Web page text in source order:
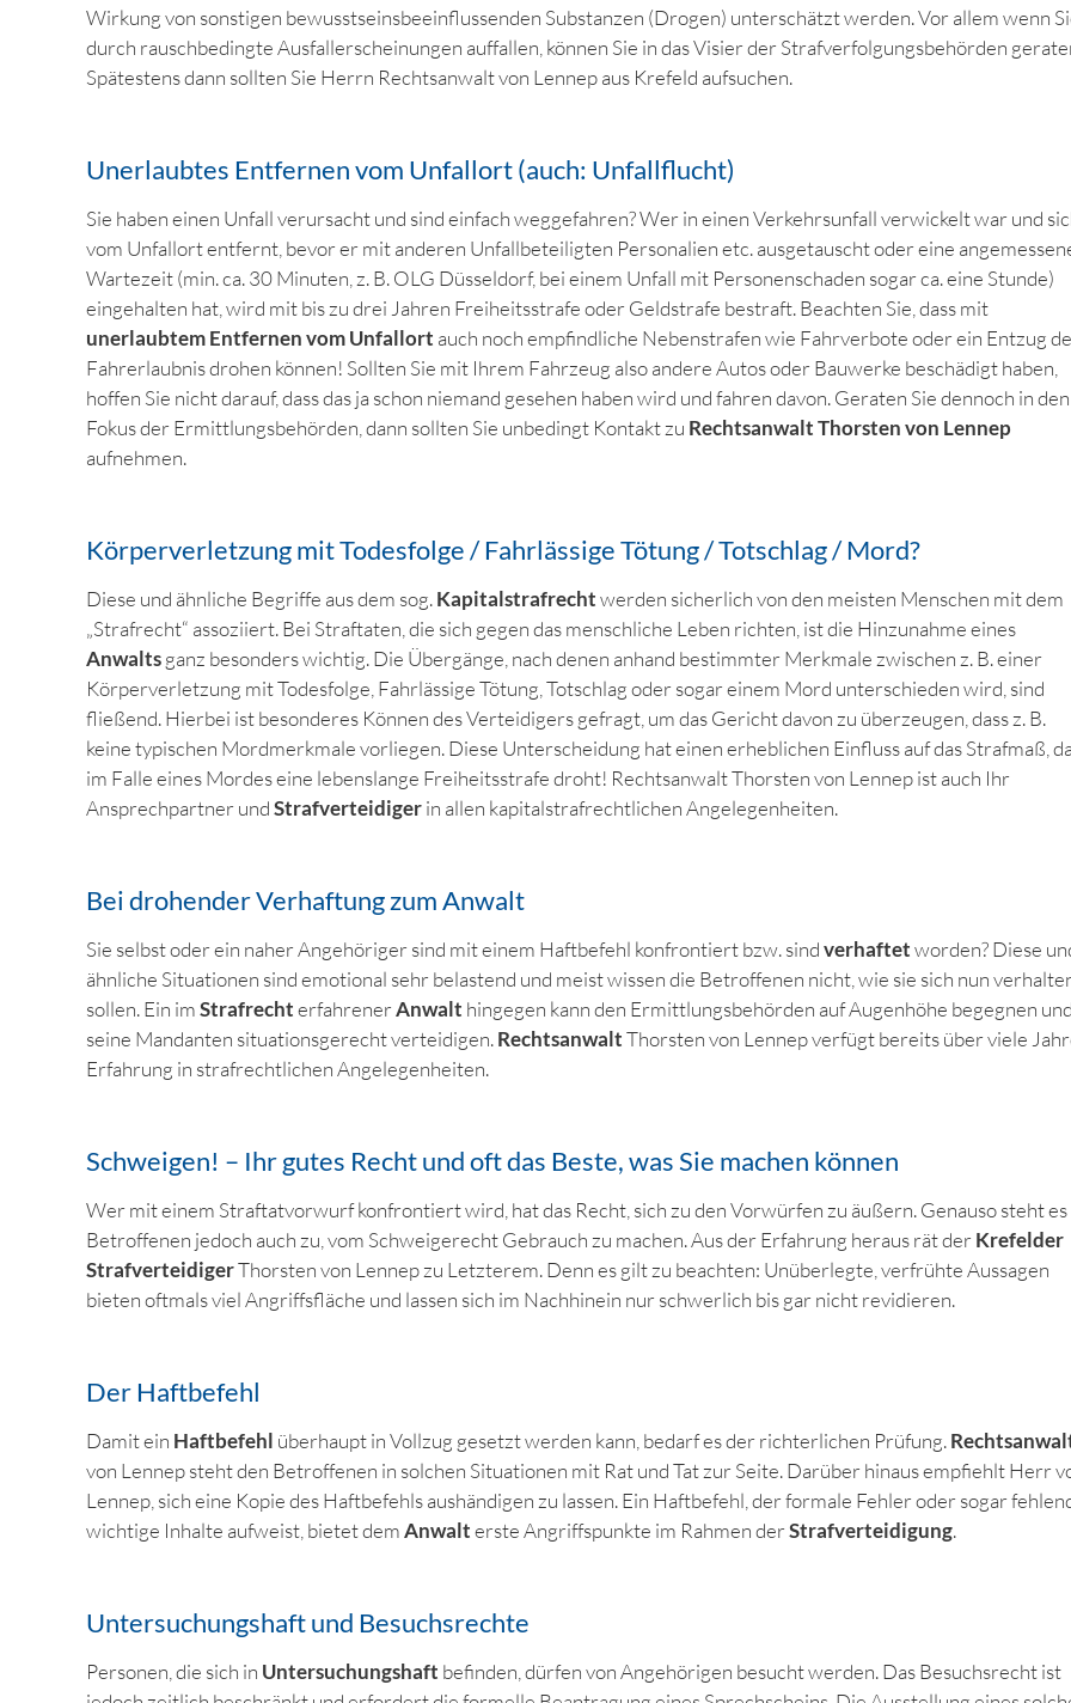
Wirkung von sonstigen bewusstseinsbeeinflussenden Substanzen (Drogen) unterschätzt werden. Vor allem wenn
durch rauschbedingte Ausfallerscheinungen auffallen, können Sie in das Visier der Strafverfolgungsbehörden
Spätestens dann sollten Sie Herrn Rechtsanwalt von Lennep aus Krefeld aufsuchen.
Unerlaubtes Entfernen vom Unfallort (auch: Unfallflucht)
Sie haben einen Unfall verursacht und sind einfach weggefahren? Wer in einen Verkehrsunfall verwickelt war und
vom Unfallort entfernt, bevor er mit anderen Unfallbeteiligten Personalien etc. ausgetauscht oder eine
Wartezeit (min. ca. 30 Minuten, z. B. OLG Düsseldorf, bei einem Unfall mit Personenschaden sogar ca. eine Stunde)
eingehalten hat, wird mit bis zu drei Jahren Freiheitsstrafe oder Geldstrafe bestraft. Beachten Sie, dass mit
unerlaubtem Entfernen vom Unfallort auch noch empfindliche Nebenstrafen wie Fahrverbote oder ein Entzug
Fahrerlaubnis drohen können! Sollten Sie mit Ihrem Fahrzeug also andere Autos oder Bauwerke beschädigt haben,
hoffen Sie nicht darauf, dass das ja schon niemand gesehen haben wird und fahren davon. Geraten Sie dennoch in den
Fokus der Ermittlungsbehörden, dann sollten Sie unbedingt Kontakt zu Rechtsanwalt Thorsten von Lennep
aufnehmen.
Körperverletzung mit Todesfolge / Fahrlässige Tötung / Totschlag / Mord?
Diese und ähnliche Begriffe aus dem sog.Kapitalstrafrechtwerden sicherlich von den meisten Menschen mit dem
„Strafrecht“ assoziiert. Bei Straftaten, die sich gegen das menschliche Leben richten, ist die Hinzunahme eines
Anwaltsganz besonders wichtig. Die Übergänge, nach denen anhand bestimmter Merkmale zwischen z. B. einer
Körperverletzung mit Todesfolge, Fahrlässige Tötung, Totschlag oder sogar einem Mord unterschieden wird, sind
fließend. Hierbei ist besonderes Können des Verteidigers gefragt, um das Gericht davon zu überzeugen, dass z. B.
keine typischen Mordmerkmale vorliegen. Diese Unterscheidung hat einen erheblichen Einfluss auf das Strafmaß, da
im Falle eines Mordes eine lebenslange Freiheitsstrafe droht! Rechtsanwalt Thorsten von Lennep ist auch Ihr
Ansprechpartner undStrafverteidigerin allen kapitalstrafrechtlichen Angelegenheiten.
Bei drohender Verhaftung zum Anwalt
Sie selbst oder ein naher Angehöriger sind mit einem Haftbefehl konfrontiert bzw. sindverhaftetworden? Diese
ähnliche Situationen sind emotional sehr belastend und meist wissen die Betroffenen nicht, wie sie sich nun
sollen. Ein imStrafrechterfahrenerAnwalt hingegen kann den Ermittlungsbehörden auf Augenhöhe begegnen und
seine Mandanten situationsgerecht verteidigen.RechtsanwaltThorsten von Lennep verfügt bereits über viele
Erfahrung in strafrechtlichen Angelegenheiten.
Schweigen! – Ihr gutes Recht und oft das Beste, was Sie machen können
Wer mit einem Straftatvorwurf konfrontiert wird, hat das Recht, sich zu den Vorwürfen zu äußern. Genauso steht es
Betroffenen jedoch auch zu, vom Schweigerecht Gebrauch zu machen. Aus der Erfahrung heraus rät derKrefelder
StrafverteidigerThorsten von Lennep zu Letzterem. Denn es gilt zu beachten: Unüberlegte, verfrühte Aussagen
bieten oftmals viel Angriffsfläche und lassen sich im Nachhinein nur schwerlich bis gar nicht revidieren.
Der Haftbefehl
Damit ein Haftbefehl überhaupt in Vollzug gesetzt werden kann, bedarf es der richterlichen Prüfung.
von Lennep steht den Betroffenen in solchen Situationen mit Rat und Tat zur Seite. Darüber hinaus empfiehlt Herr
Lennep, sich eine Kopie des Haftbefehls aushändigen zu lassen. Ein Haftbefehl, der formale Fehler oder sogar
wichtige Inhalte aufweist, bietet demAnwalterste Angriffspunkte im Rahmen derStrafverteidigung.
Untersuchungshaft und Besuchsrechte
Personen, die sich in Untersuchungshaft befinden, dürfen von Angehörigen besucht werden. Das Besuchsrecht ist